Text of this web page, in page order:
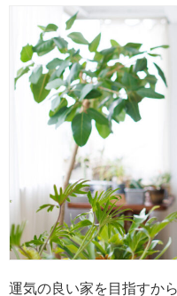
運気の良い家を目指すか